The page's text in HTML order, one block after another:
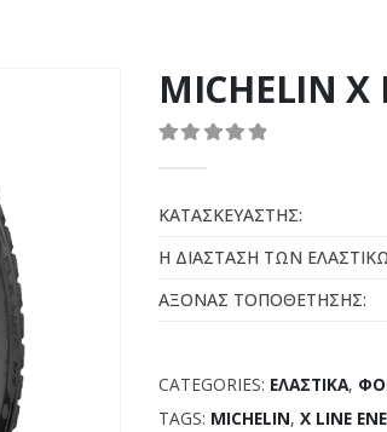
MICHELIN X
ΚΑΤΑΣΚΕΥΑΣΤΗΣ:
Η ΔΙΑΣΤΑΣΗ ΤΩΝ
ΑΞΟΝΑΣ ΤΟΠΟΘΕΤΗΣΗΣ:
CATEGORIES: ΕΛΑΣΤΙΚΑ,
TAGS: MICHELIN, X LINE